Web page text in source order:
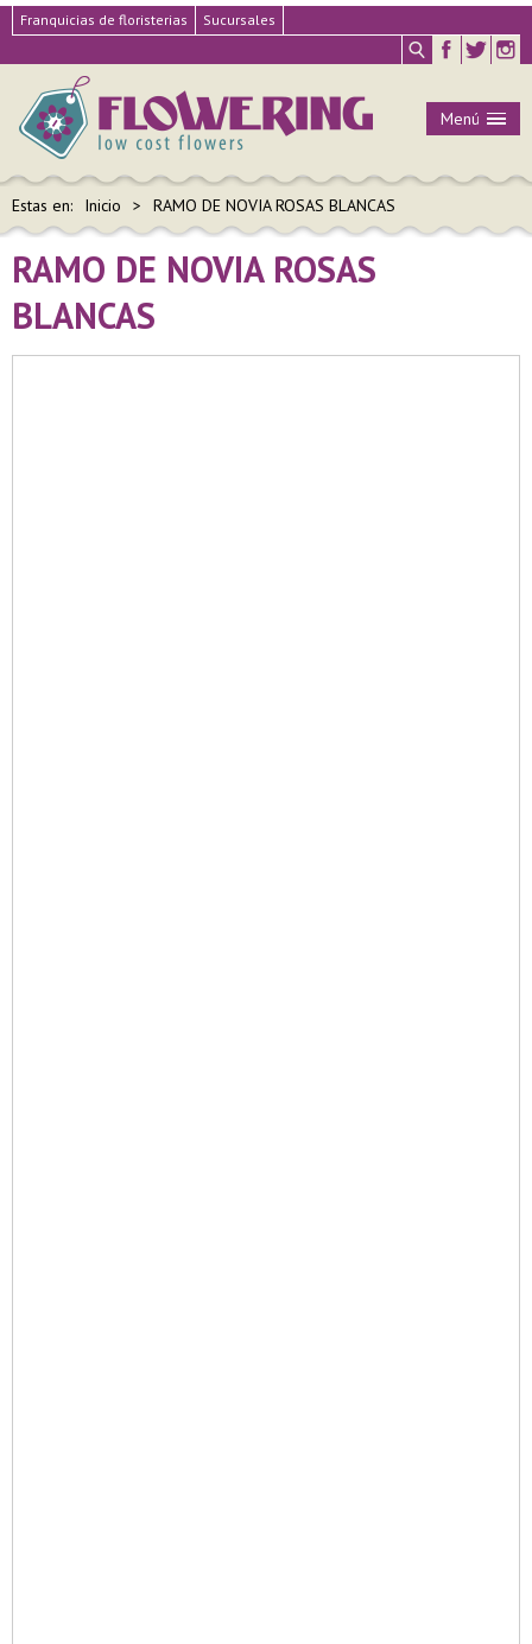
Franquicias de floristerias Sucursales
Menú
Estas en: Inicio RAMO DE NOVIA ROSAS BLANCAS
RAMO DE NOVIA ROSAS
BLANCAS